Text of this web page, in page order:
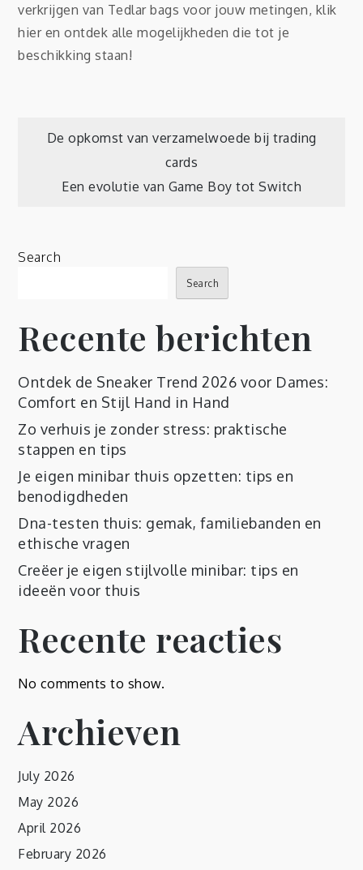
verkrijgen van Tedlar bags voor jouw metingen, klik
hier en ontdek alle mogelijkheden die tot je
beschikking staan!
Post
navigation
De opkomst van verzamelwoede bij trading
cards
Een evolutie van Game Boy tot Switch
Search
Search
Recente berichten
Ontdek de Sneaker Trend 2026 voor Dames:
Comfort en Stijl Hand in Hand
Zo verhuis je zonder stress: praktische
stappen en tips
Je eigen minibar thuis opzetten: tips en
benodigdheden
Dna-testen thuis: gemak, familiebanden en
ethische vragen
Creëer je eigen stijlvolle minibar: tips en
ideeën voor thuis
Recente reacties
No comments to show.
Archieven
July 2026
May 2026
April 2026
February 2026